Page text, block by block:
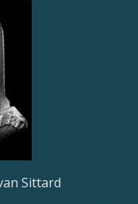
Sittard